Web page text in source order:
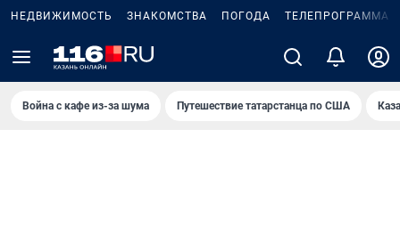
НЕДВИЖИМОСТЬ ЗНАКОМСТВА ПОГОДА ТЕЛЕПРОГРАММА
Война с кафе из-за шума Путешествие татарстанца по США